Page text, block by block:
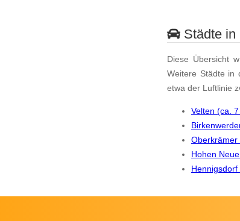
Städte in
Diese Übersicht
Weitere Städte
etwa der Luftlinie
Velten (ca.
Oberkrämer
Hohen